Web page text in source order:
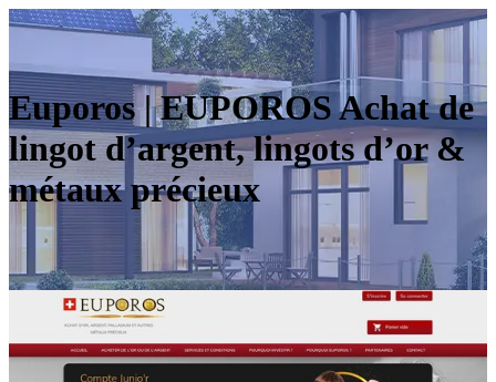
Euporos | EUPOROS Achat de
lingot d’argent, lingots d’or &
métaux précieux